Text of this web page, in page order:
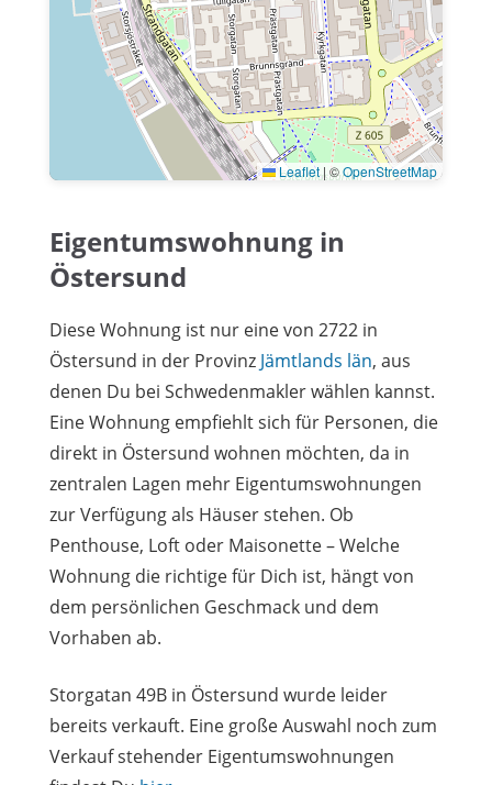
Leaflet |©OpenStreetMap
Eigentumswohnung in
Östersund
Diese Wohnung ist nur eine von 2722 in
Östersund in der Provinz Jämtlands län, aus
denen Du bei Schwedenmakler wählen kannst.
Eine Wohnung empfiehlt sich für Personen, die
direkt in Östersund wohnen möchten, da in
zentralen Lagen mehr Eigentumswohnungen
zur Verfügung als Häuser stehen. Ob
Penthouse, Loft oder Maisonette – Welche
Wohnung die richtige für Dich ist, hängt von
dem persönlichen Geschmack und dem
Vorhaben ab.
Storgatan 49B in Östersund wurde leider
bereits verkauft. Eine große Auswahl noch zum
Verkauf stehender Eigentumswohnungen